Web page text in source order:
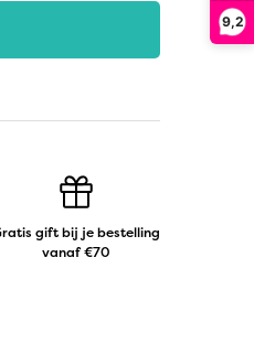
9,2
gift bij je bestelling
vanaf €70